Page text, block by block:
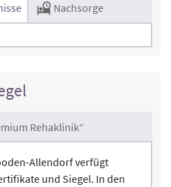
Nachsorge
Rehaklinik“
Allendorf verfügt
und Siegel. In den